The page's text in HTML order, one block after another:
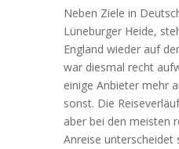
Neben Ziele in
Lüneburger Heide,
England wieder auf
war diesmal recht
einige Anbieter mehr
sonst. Die
aber bei den meisten
Anreise unterscheidet